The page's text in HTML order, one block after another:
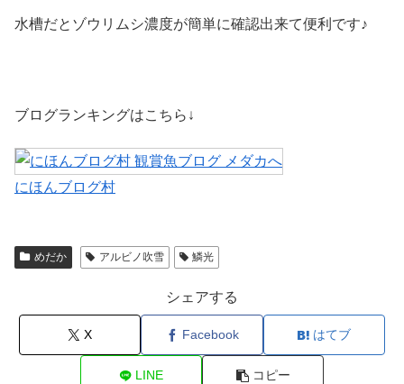
水槽だとゾウリムシ濃度が簡単に確認出来て便利です♪
ブログランキングはこちら↓
にほんブログ村
めだか アルビノ吹雪 鱗光
シェアする
X Facebook はてブ
LINE コピー